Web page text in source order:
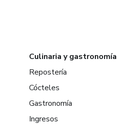
Culinaria y gastronomía
Repostería
Cócteles
Gastronomía
Ingresos